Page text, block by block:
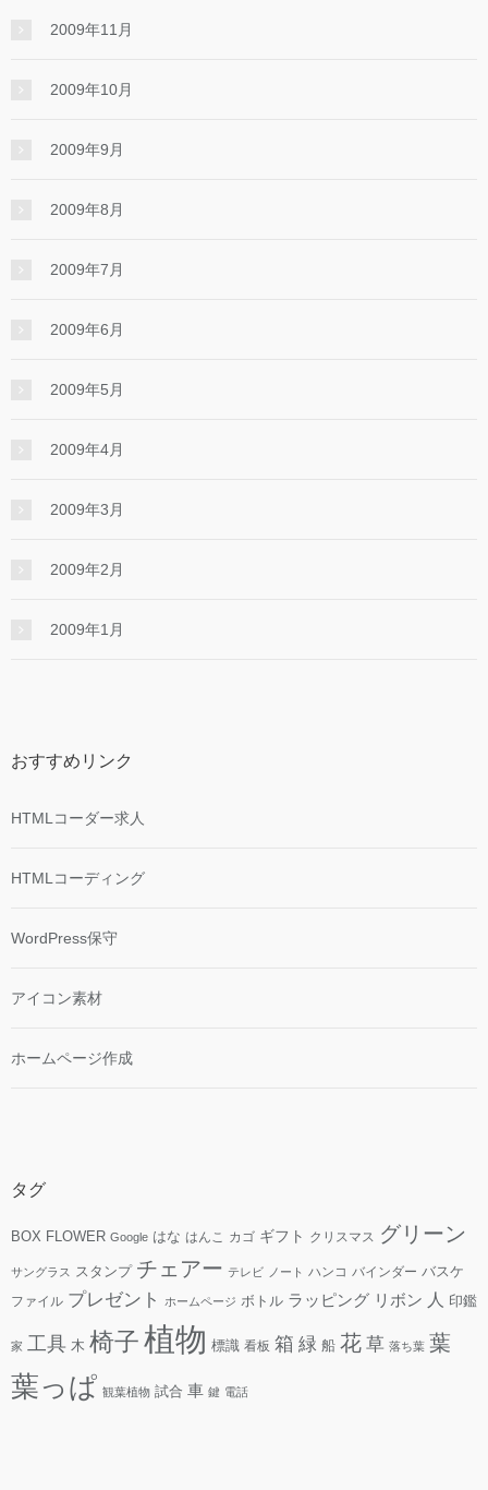
2009年11月
2009年10月
2009年9月
2009年8月
2009年7月
2009年6月
2009年5月
2009年4月
2009年3月
2009年2月
2009年1月
おすすめリンク
HTMLコーダー求人
HTMLコーディング
WordPress保守
アイコン素材
ホームページ作成
タグ
BOX FLOWER Google はな はんこ カゴ ギフト クリスマス グリーン
サングラス スタンプ チェアー テレビ ノート ハンコ バインダー バスケ
ファイル プレゼント ホームページ ボトル ラッピング リボン 人 印鑑
家 工具 木 椅子植物 標識 看板 箱 緑 船 花 草 落ち葉 葉
葉っぱ 観葉植物 試合 車 鍵 電話